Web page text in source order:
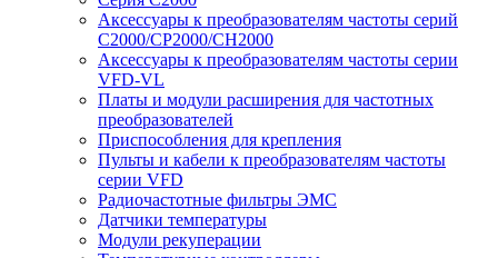
Аксессуары к преобразователям частоты серий
С2000/CP2000/CH2000
Аксессуары к преобразователям частоты серии
VFD-VL
Платы и модули расширения для частотных
преобразователей
Приспособления для крепления
Пульты и кабели к преобразователям частоты
серии VFD
Радиочастотные фильтры ЭМС
Датчики температуры
Модули рекуперации